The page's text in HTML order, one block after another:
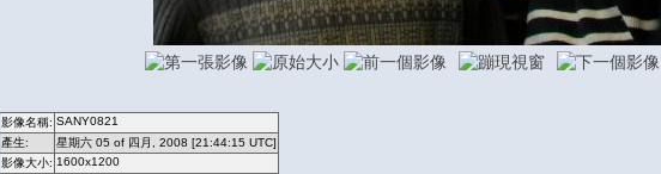
影像名稱: SANY0821
產生:
星期六 05 of 四月, 2008 [21:44:15 UTC]
影像大小: 1600x1200